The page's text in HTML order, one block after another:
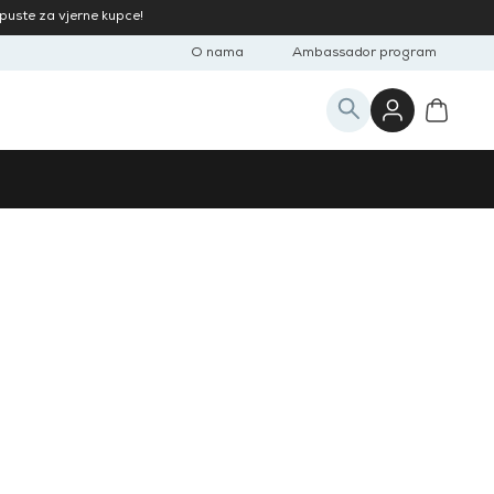
za vjerne kupce!
O nama Ambassador program